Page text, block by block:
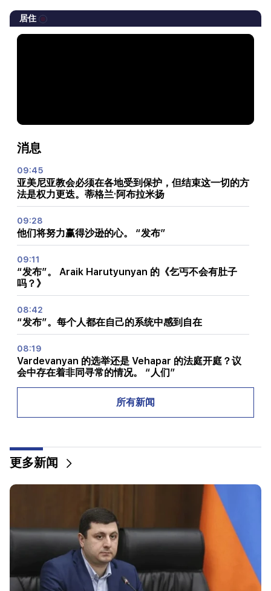
居住
消息
09:45
亚美尼亚教会必须在各地受到保护，但结束这一切的方
法是权力更迭。蒂格兰·阿布拉米扬
09:28
他们将努力赢得沙逊的心。 “发布”
09:11
“发布”。 Araik Harutyunyan 的《乞丐不会有肚子
吗？》
08:42
“发布”。每个人都在自己的系统中感到自在
08:19
Vardevanyan 的选举还是 Vehapar 的法庭开庭？议
会中存在着非同寻常的情况。 “人们”
国民议会中的职位如何重新分配。 “人们”
Anahit Kirakosyan 和她的前夫为女儿的婚礼准备的
昂贵礼物（视频）
22:58
机上13名乘客受伤。印度
22:09
埃里温西利基扬区附近的一个垃圾填埋场发生大火
所有新闻
更多新闻